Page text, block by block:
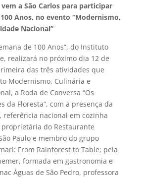
vem a São Carlos para participar
Anos, no evento “Modernismo,
Nacional”
de 100 Anos”, do Instituto
realizará no próximo dia 12 de
das três atividades que
Modernismo, Culinária e
a Roda de Conversa “Os
da Floresta”, com a presença da
referência nacional em cozinha
do Restaurante
Paulo e membro do grupo
From Rainforest to Table; pela
formada em gastronomia e
Águas de São Pedro, professora